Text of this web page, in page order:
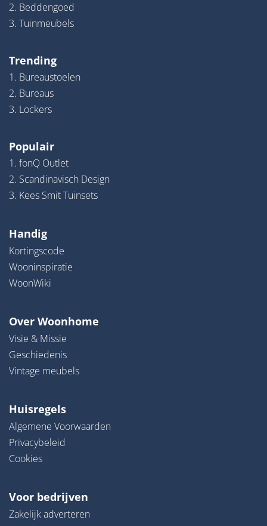
2. Beddengoed
3. Tuinmeubels
Trending
1. Bureaustoelen
2. Bureaus
3. Lockers
Populair
1. fonQ Outlet
2. Scandinavisch Design
3. Kees Smit Tuinsets
Handig
Kortingscode
Wooninspiratie
WoonWiki
Over Woonhome
Visie & Missie
Geschiedenis
Vintage meubels
Huisregels
Algemene Voorwaarden
Privacybeleid
Cookies
Voor bedrijven
Zakelijk adverteren